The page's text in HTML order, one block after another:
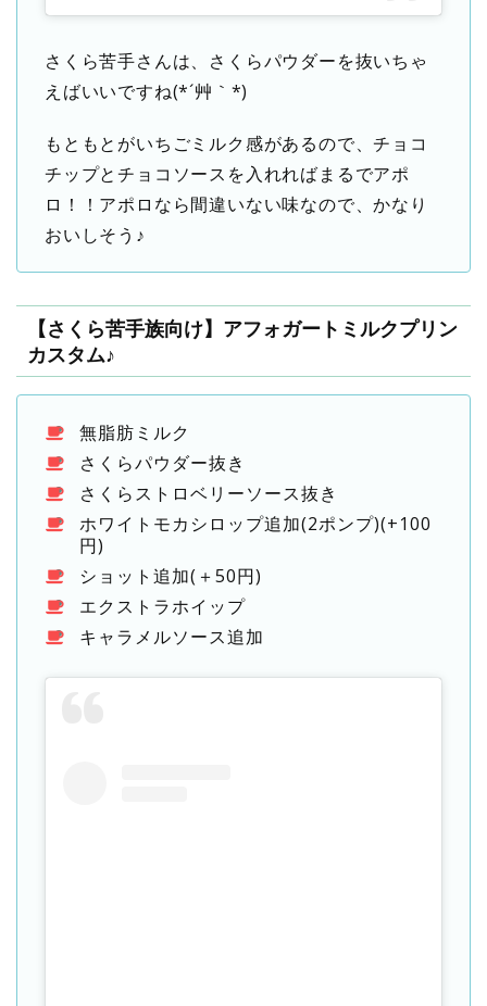
さくら苦手さんは、さくらパウダーを抜いちゃ
えばいいですね(*´艸｀*)
もともとがいちごミルク感があるので、チョコ
チップとチョコソースを入れればまるでアポ
ロ！！アポロなら間違いない味なので、かなり
おいしそう♪
【さくら苦手族向け】アフォガートミルクプリン
カスタム♪
無脂肪ミルク
さくらパウダー抜き
さくらストロベリーソース抜き
ホワイトモカシロップ追加(2ポンプ)(+100
円)
ショット追加(＋50円)
エクストラホイップ
キャラメルソース追加